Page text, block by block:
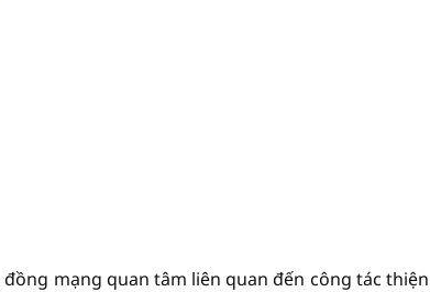
mạng quan tâm liên quan đến công tác thiện